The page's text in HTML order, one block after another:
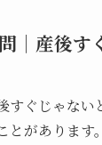
｜産後
すぐじゃない
があります。